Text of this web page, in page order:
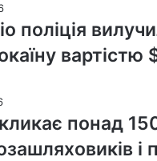
поліція
вартістю
понад
і